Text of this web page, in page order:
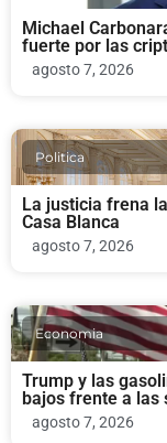
Michael
fuerte por las
agosto 7, 2026
Politica
La justicia frena
Casa Blanca
agosto 7, 2026
Economia
Trump y las
bajos frente a las
agosto 7, 2026